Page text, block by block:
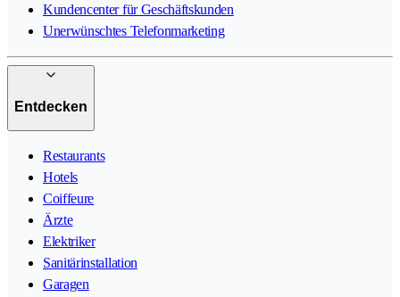
Kundencenter für Geschäftskunden
Unerwünschtes Telefonmarketing
Entdecken
Restaurants
Hotels
Coiffeure
Ärzte
Elektriker
Sanitärinstallation
Garagen